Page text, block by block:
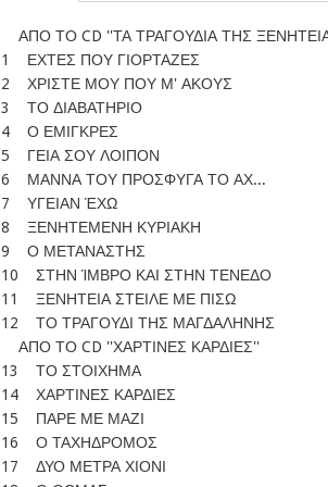
ΑΠΟ ΤΟ CD ''ΤΑ ΤΡΑΓΟΥΔΙΑ ΤΗΣ
1 ΕΧΤΕΣ ΠΟΥ ΓΙΟΡΤΑΖΕΣ
2 ΧΡΙΣΤΕ ΜΟΥ ΠΟΥ Μ' ΑΚΟΥΣ
3 ΤΟ ΔΙΑΒΑΤΗΡΙΟ
4 Ο ΕΜΙΓΚΡΕΣ
5 ΓΕΙΑ ΣΟΥ ΛΟΙΠΟΝ
6 ΜΑΝΝΑ ΤΟΥ ΠΡΟΣΦΥΓΑ ΤΟ ΑΧ...
7 ΥΓΕΙΑΝ ΈΧΩ
8 ΞΕΝΗΤΕΜΕΝΗ ΚΥΡΙΑΚΗ
9 Ο ΜΕΤΑΝΑΣΤΗΣ
10 ΣΤΗΝ ΊΜΒΡΟ ΚΑΙ ΣΤΗΝ ΤΕΝΕΔΟ
11 ΞΕΝΗΤΕΙΑ ΣΤΕΙΛΕ ΜΕ ΠΙΣΩ
12 ΤΟ ΤΡΑΓΟΥΔΙ ΤΗΣ ΜΑΓΔΑΛΗΝΗΣ
ΑΠΟ ΤΟ CD ''ΧΑΡΤΙΝΕΣ ΚΑΡΔΙΕΣ''
13 ΤΟ ΣΤΟΙΧΗΜΑ
14 ΧΑΡΤΙΝΕΣ ΚΑΡΔΙΕΣ
15 ΠΑΡΕ ΜΕ ΜΑΖΙ
16 Ο ΤΑΧΗΔΡΟΜΟΣ
17 ΔΥΟ ΜΕΤΡΑ ΧΙΟΝΙ